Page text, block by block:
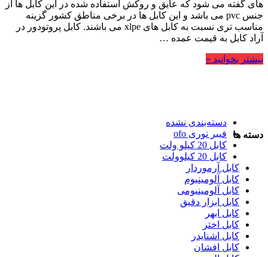
های گفته می شود که عایق و روکش استفاده شده در این کابل ها از
جنس pvc می باشد و این کابل ها در برخی مناطق کشور گزینه
مناسب تری نسبت به کابل های xlpe می باشند. کابل پروتودور در
آراد کابل به قیمت عمده …
بیشتر بخوانید »
دسته ها
دسته‌بندی نشده
فیبر نوری ofo
کابل 20 کیلو ولت
کابل 20 کیلوولت
کابل آرموردار
کابل آلومینیوم
کابل آلومینیومی
کابل ابزار دقیق
کابل ابهر
کابل اختر
کابل اشنایدر
کابل افشان